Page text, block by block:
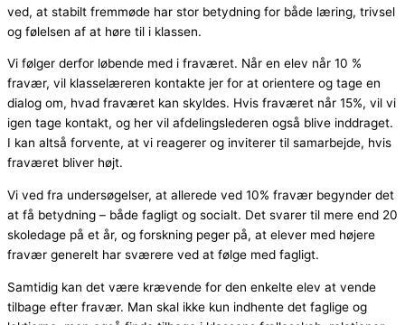
ved, at stabilt fremmøde har stor betydning for både læring, trivsel
og følelsen af at høre til i klassen.
Vi følger derfor løbende med i fraværet. Når en elev når 10 %
fravær, vil klasselæreren kontakte jer for at orientere og tage en
dialog om, hvad fraværet kan skyldes. Hvis fraværet når 15%, vil vi
igen tage kontakt, og her vil afdelingslederen også blive inddraget.
I kan altså forvente, at vi reagerer og inviterer til samarbejde, hvis
fraværet bliver højt.
Vi ved fra undersøgelser, at allerede ved 10% fravær begynder det
at få betydning – både fagligt og socialt. Det svarer til mere end 20
skoledage på et år, og forskning peger på, at elever med højere
fravær generelt har sværere ved at følge med fagligt.
Samtidig kan det være krævende for den enkelte elev at vende
tilbage efter fravær. Man skal ikke kun indhente det faglige og